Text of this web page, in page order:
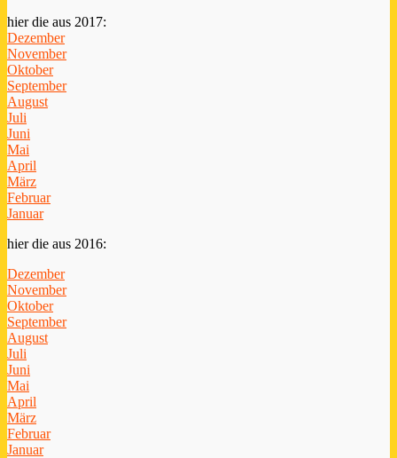
hier die aus 2017:
Dezember
November
Oktober
September
August
Juli
Juni
Mai
April
März
Februar
Januar
hier die aus 2016:
Dezember
November
Oktober
September
August
Juli
Juni
Mai
April
März
Februar
Januar